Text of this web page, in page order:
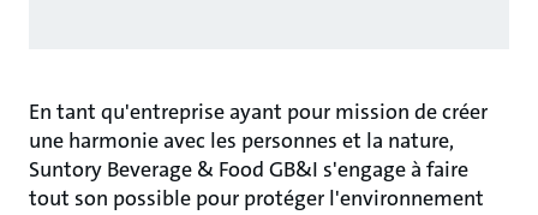
En tant qu'entreprise ayant pour mission de créer
une harmonie avec les personnes et la nature,
Suntory Beverage & Food GB&I s'engage à faire
tout son possible pour protéger l'environnement